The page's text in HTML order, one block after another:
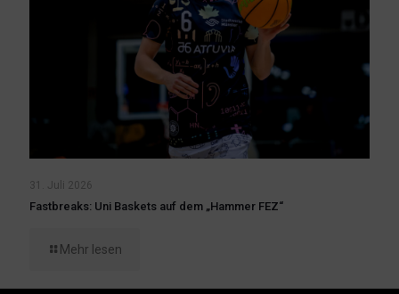
31. Juli 2026
Fastbreaks: Uni Baskets auf dem „Hammer FEZ“
Mehr lesen